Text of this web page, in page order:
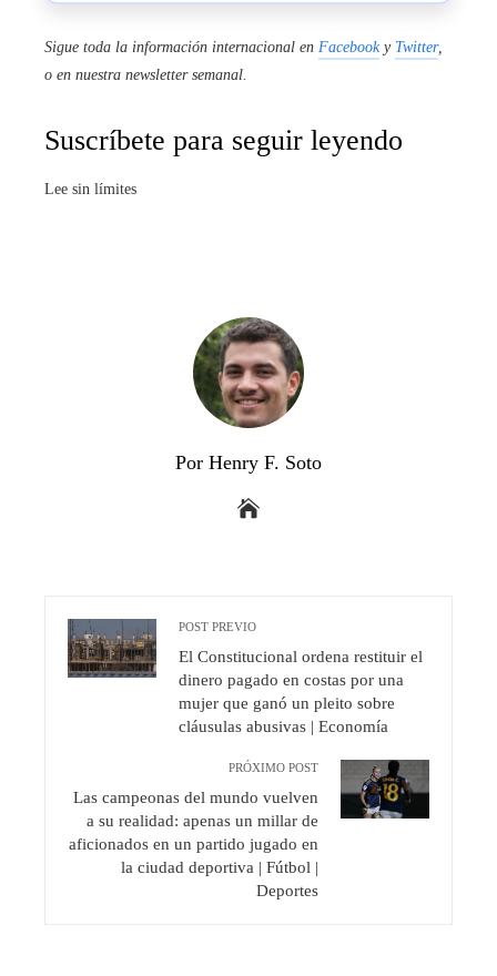
Sigue toda la información internacional en Facebooky Twitter,
o en nuestra newsletter semanal
Suscríbete para seguir leyendo
Lee sin límites
Por Henry F. Soto
POST PREVIO
El Constitucional ordena restituir el
dinero pagado en costas por una
mujer que ganó un pleito sobre
cláusulas abusivas | Economía
PRÓXIMO POST
Las campeonas del mundo vuelven
a su realidad: apenas un millar de
aficionados en un partido jugado en
la ciudad deportiva | Fútbol |
Deportes